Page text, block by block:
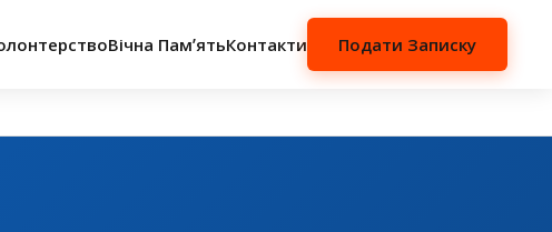
Вічна ПамʼятьКонтакти Подати Записку